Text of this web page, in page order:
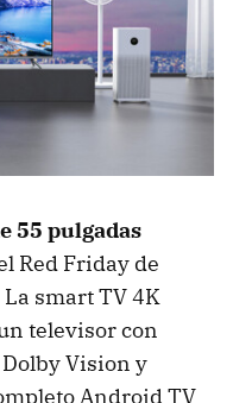
55 pulgadas
Red Friday de
La smart TV 4K
televisor con
Vision y
Android TV